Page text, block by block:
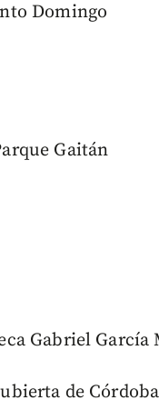
Domingo
Gaitán
Gabriel García
de Córdoba